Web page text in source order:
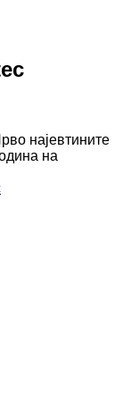
најевтините
на